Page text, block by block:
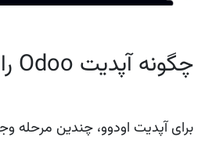
چگونه آپدیت Odoo را انجام دهیم؟
برای آپدیت اودوو، چندین مرحله